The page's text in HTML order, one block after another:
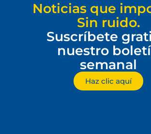
Noticias que
Sin ruido.
Suscríbete
nuestro
semanal
Haz clic aquí